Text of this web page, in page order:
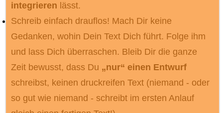
integrieren lässt.
Schreib einfach drauflos! Mach Dir keine
Gedanken, wohin Dein Text Dich führt. Folge ihm
und lass Dich überraschen. Bleib Dir die ganze
Zeit bewusst, dass Du „nur“ einen Entwurf
schreibst, keinen druckreifen Text (niemand - oder
so gut wie niemand - schreibt im ersten Anlauf